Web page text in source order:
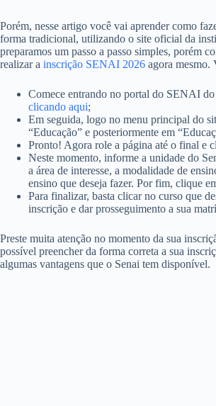
Porém, nesse artigo você vai aprender como
forma tradicional, utilizando o site oficial da
preparamos um passo a passo simples, porém
realizar a inscrição SENAI 2026 agora mesmo.
Comece entrando no portal do SENAI
clicando aqui;
Em seguida, logo no menu principal do
“Educação” e posteriormente em
Pronto! Agora role a página até o final e
Neste momento, informe a unidade do
a área de interesse, a modalidade de
ensino que deseja fazer. Por fim, clique
Para finalizar, basta clicar no curso que
inscrição e dar prosseguimento a sua
Preste muita atenção no momento da sua
possível preencher da forma correta a sua
algumas vantagens que o Senai tem disponível.